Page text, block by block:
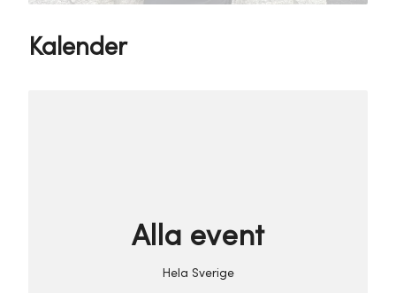
Kalender
Alla event
Hela Sverige